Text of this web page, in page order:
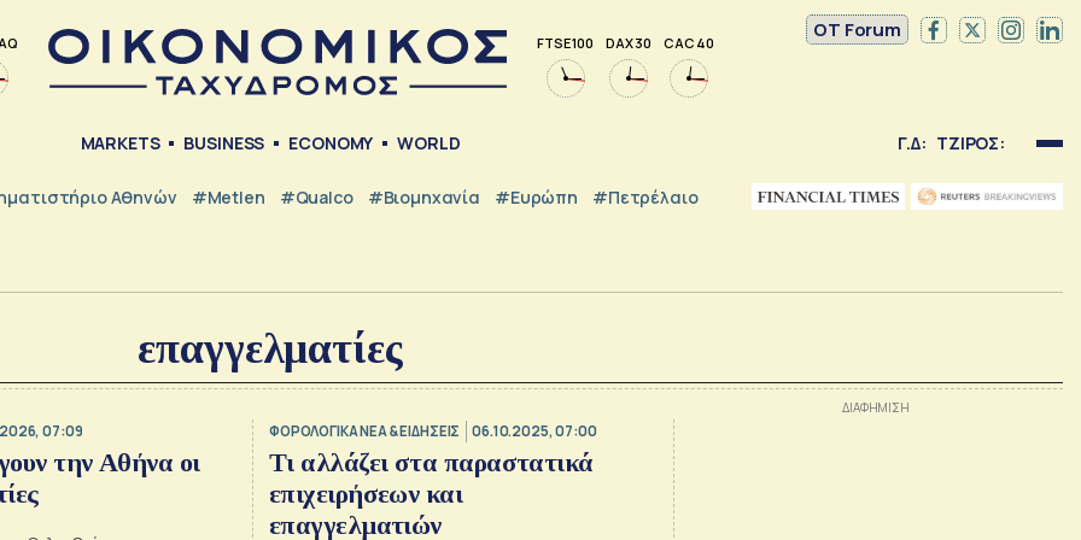
FTSE 100 DAX 30 CAC 40
OT Forum
MARKETS BUSINESS ECONOMY WORLD Γ.Δ: ΤΖΙΡΟΣ:
Αθηνών #metlen #Qualco #Βιομηχανία #Ευρώπη #Πετρέλαιο
επαγγελματίες
07:09
την Αθήνα οι
ΦΟΡΟΛΟΓΙΚΑ ΝΕΑ & EΙΔΗΣΕΙΣ 06.10.2025, 07:00
Τι αλλάζει στα παραστατικά
επιχειρήσεων και
επαγγελματιών